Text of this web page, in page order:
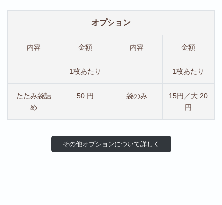
オプション
内容 金額 内容 金額
1枚あたり 1枚あたり
たたみ袋詰
め
50 円 袋のみ
15円／大:20
円
その他オプションについて詳しく